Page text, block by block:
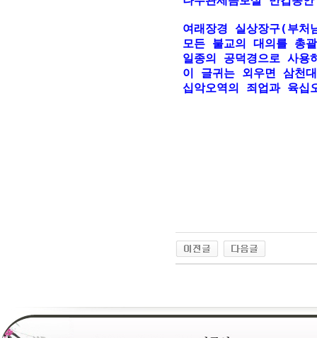
여래장경 실상장구(부
모든 불교의 대의를 총
일종의 공덕경으로 사
이 글귀는 외우면 삼천
십악오역의 죄업과 육십
24Parmacy